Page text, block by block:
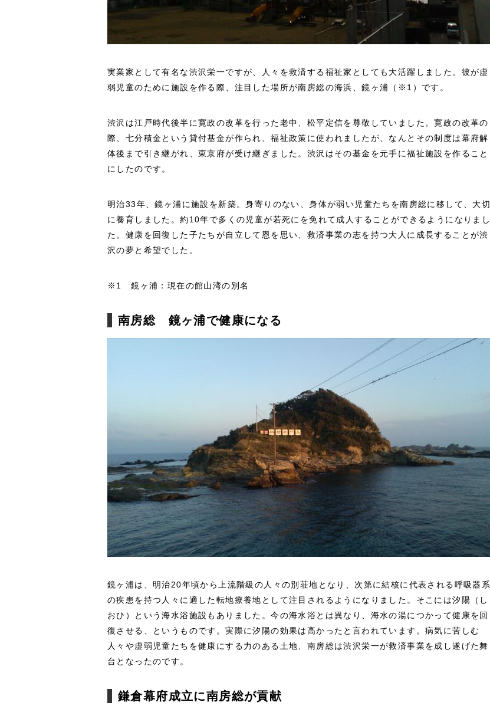
実業家として有名な渋沢栄一ですが、人々を救済する福祉家としても大活躍しました。彼が虚
弱児童のために施設を作る際、注目した場所が南房総の海浜、鏡ヶ浦（※1）です。
渋沢は江戸時代後半に寛政の改革を行った老中、松平定信を尊敬していました。寛政の改革の
際、七分積金という貸付基金が作られ、福祉政策に使われましたが、なんとその制度は幕府解
体後まで引き継がれ、東京府が受け継ぎました。渋沢はその基金を元手に福祉施設を作ること
にしたのです。
明治33年、鏡ヶ浦に施設を新築。身寄りのない、身体が弱い児童たちを南房総に移して、大切
に養育しました。約10年で多くの児童が若死にを免れて成人することができるようになりまし
た。健康を回復した子たちが自立して恩を思い、救済事業の志を持つ大人に成長することが渋
沢の夢と希望でした。
※1 鏡ヶ浦：現在の館山湾の別名
南房総 鏡ヶ浦で健康になる
鏡ヶ浦は、明治20年頃から上流階級の人々の別荘地となり、次第に結核に代表される呼吸器系
の疾患を持つ人々に適した転地療養地として注目されるようになりました。そこには汐陽（し
おひ）という海水浴施設もありました。今の海水浴とは異なり、海水の湯につかって健康を回
復させる、というものです。実際に汐陽の効果は高かったと言われています。病気に苦しむ
人々や虚弱児童たちを健康にする力のある土地、南房総は渋沢栄一が救済事業を成し遂げた舞
台となったのです。
鎌倉幕府成立に南房総が貢献